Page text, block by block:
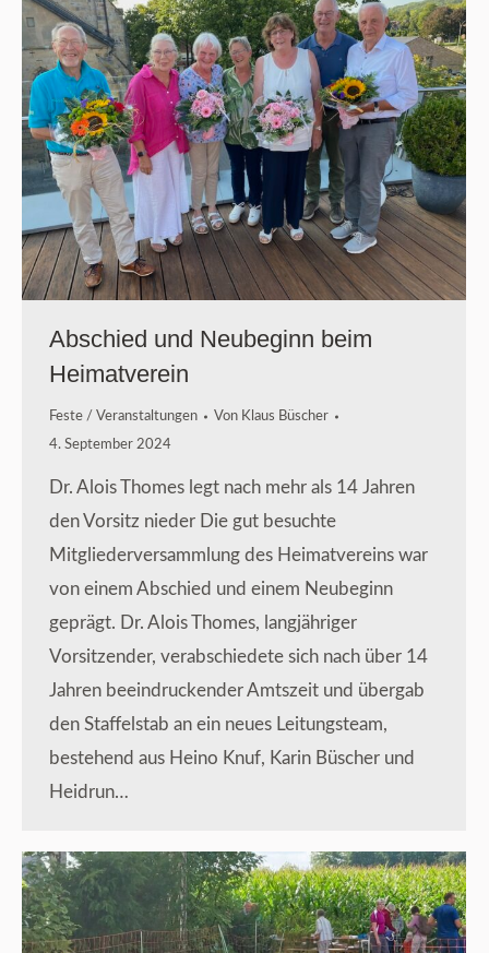
Abschied und Neubeginn beim
Heimatverein
Feste / Veranstaltungen Von Klaus Büscher
4. September 2024
Dr. Alois Thomes legt nach mehr als 14 Jahren
den Vorsitz nieder Die gut besuchte
Mitgliederversammlung des Heimatvereins war
von einem Abschied und einem Neubeginn
geprägt. Dr. Alois Thomes, langjähriger
Vorsitzender, verabschiedete sich nach über 14
Jahren beeindruckender Amtszeit und übergab
den Staffelstab an ein neues Leitungsteam,
bestehend aus Heino Knuf, Karin Büscher und
Heidrun…